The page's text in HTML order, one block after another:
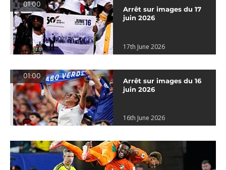
01:00
Arrêt sur images du 17
juin 2026
17th June 2026
01:00
Arrêt sur images du 16
juin 2026
16th June 2026